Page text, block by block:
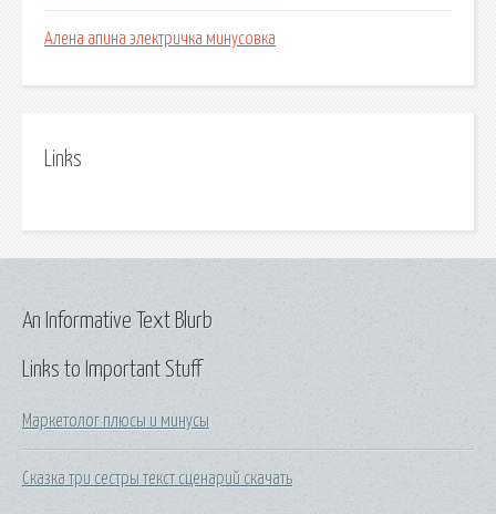
Алена апина электричка минусовка
Links
Links to Important Stuff
Маркетолог плюсы и минусы
Сказка три сестры текст сценарий скачать
An Informative Text Blurb